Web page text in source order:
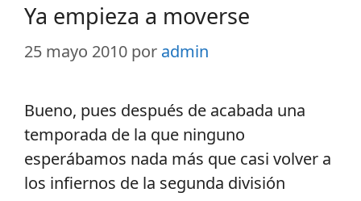
Ya empieza a moverse
25 mayo 2010 por admin
Bueno, pues después de acabada una
temporada de la que ninguno
esperábamos nada más que casi volver a
los infiernos de la segunda división